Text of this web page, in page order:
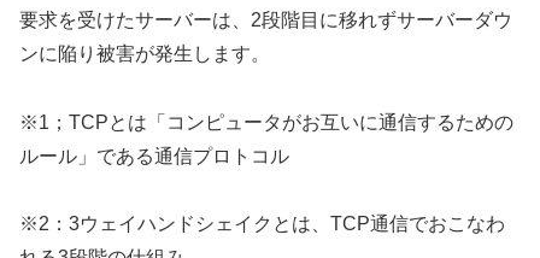
要求を受けたサーバーは、2段階目に移れずサーバーダウ
ンに陥り被害が発生します。
※1；TCPとは「コンピュータがお互いに通信するための
ルール」である通信プロトコル
※2：3ウェイハンドシェイクとは、TCP通信でおこなわ